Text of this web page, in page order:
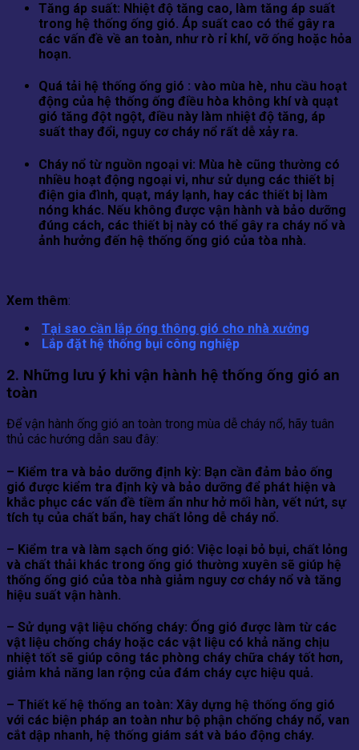
Tăng áp suất: Nhiệt độ tăng cao, làm tăng áp suất
trong hệ thống ống gió. Áp suất cao có thể gây ra
các vấn đề về an toàn, như rò rỉ khí, vỡ ống hoặc hỏa
hoạn.
Quá tải hệ thống ống gió : vào mùa hè, nhu cầu hoạt
động của hệ thống ống điều hòa không khí và quạt
gió tăng đột ngột, điều này làm nhiệt độ tăng, áp
suất thay đổi, nguy cơ cháy nổ rất dễ xảy ra.
Cháy nổ từ nguồn ngoại vi: Mùa hè cũng thường có
nhiều hoạt động ngoại vi, như sử dụng các thiết bị
điện gia đình, quạt, máy lạnh, hay các thiết bị làm
nóng khác. Nếu không được vận hành và bảo dưỡng
đúng cách, các thiết bị này có thể gây ra cháy nổ và
ảnh hưởng đến hệ thống ống gió của tòa nhà.
Xem thêm:
Tại sao cần lắp ống thông gió cho nhà xưởng
Lắp đặt hệ thống bụi công nghiệp
2. Những lưu ý khi vận hành hệ thống ống gió an
toàn
Để vận hành ống gió an toàn trong mùa dễ cháy nổ, hãy tuân
thủ các hướng dẫn sau đây:
– Kiểm tra và bảo dưỡng định kỳ: Bạn cần đảm bảo ống
gió được kiểm tra định kỳ và bảo dưỡng để phát hiện và
khắc phục các vấn đề tiềm ẩn như hở mối hàn, vết nứt, sự
tích tụ của chất bẩn, hay chất lỏng dễ cháy nổ.
– Kiểm tra và làm sạch ống gió: Việc loại bỏ bụi, chất lỏng
và chất thải khác trong ống gió thường xuyên sẽ giúp hệ
thống ống gió của tòa nhà giảm nguy cơ cháy nổ và tăng
hiệu suất vận hành.
– Sử dụng vật liệu chống cháy: Ống gió được làm từ các
vật liệu chống cháy hoặc các vật liệu có khả năng chịu
nhiệt tốt sẽ giúp công tác phòng cháy chữa cháy tốt hơn,
giảm khả năng lan rộng của đám cháy cực hiệu quả.
– Thiết kế hệ thống an toàn: Xây dựng hệ thống ống gió
với các biện pháp an toàn như bộ phận chống cháy nổ, van
cắt dập nhanh, hệ thống giám sát và báo động cháy.